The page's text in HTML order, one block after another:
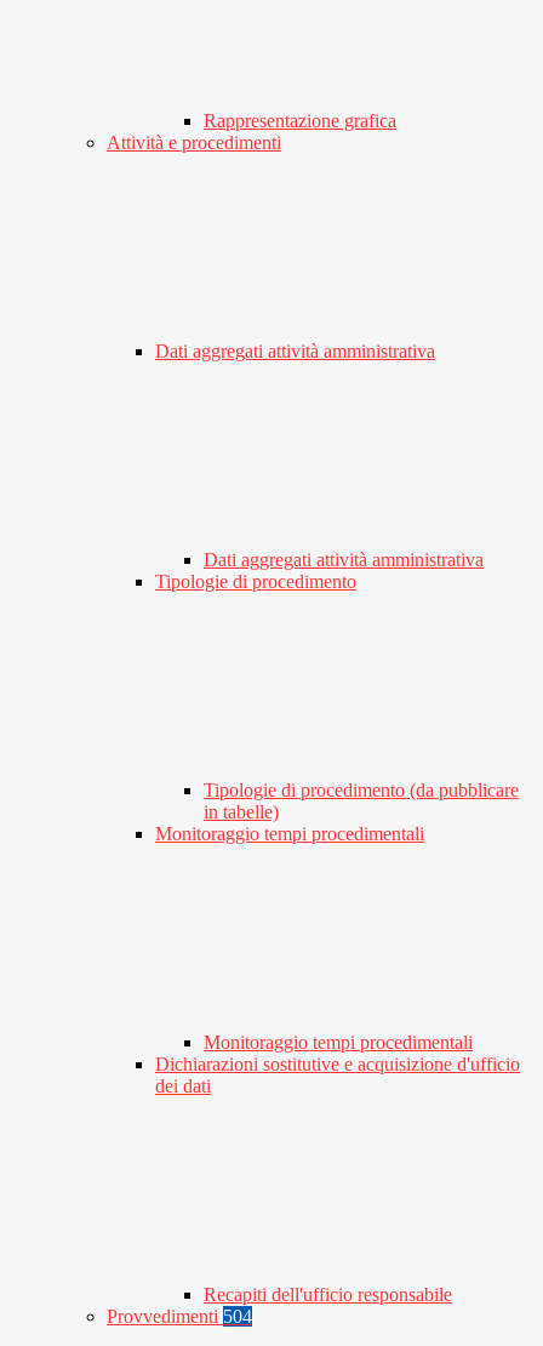
Rappresentazione grafica
Attività e procedimenti
Dati aggregati attività amministrativa
Dati aggregati attività amministrativa
Tipologie di procedimento
Tipologie di procedimento (da pubblicare
in tabelle)
Monitoraggio tempi procedimentali
Monitoraggio tempi procedimentali
Dichiarazioni sostitutive e acquisizione d'ufficio
dei dati
Recapiti dell'ufficio responsabile
Provvedimenti 504